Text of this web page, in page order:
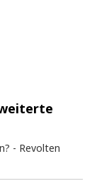
- Revolten